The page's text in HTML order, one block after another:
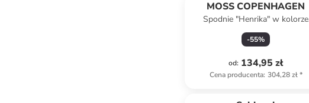
MOSS COPENHAGEN
Spodnie "Henrika" w kolorze
kremowym
-55%
od: 134,95 zł
Cena producenta: 304,28 zł*